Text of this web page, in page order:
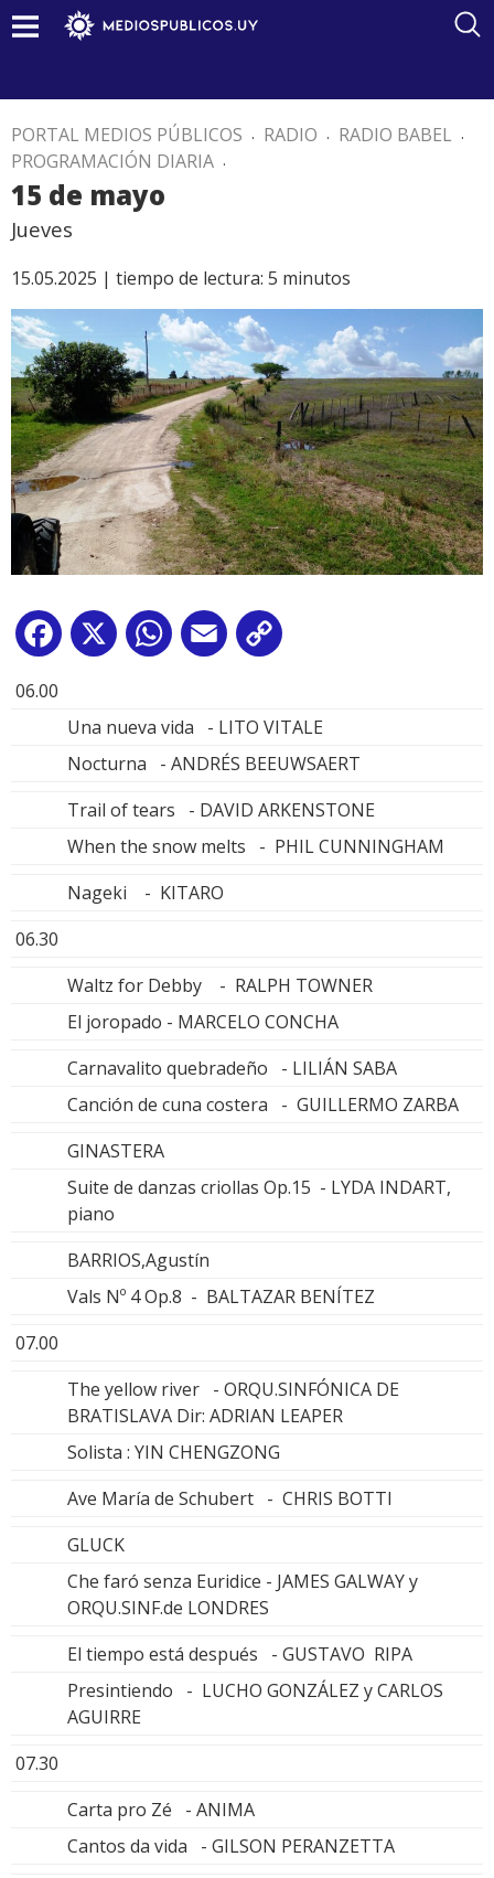
PORTAL MEDIOS PÚBLICOS . RADIO . RADIO BABEL .
PROGRAMACIÓN DIARIA .
15 de mayo
Jueves
15.05.2025 | tiempo de lectura: 5 minutos
Facebook
X WhatsApp
Email
06.00
Una nueva vida - LITO VITALE
Nocturna - ANDRÉS BEEUWSAERT
Trail of tears - DAVID ARKENSTONE
When the snow melts - PHIL CUNNINGHAM
Nageki - KITARO
06.30
Waltz for Debby - RALPH TOWNER
El joropado - MARCELO CONCHA
Carnavalito quebradeño - LILIÁN SABA
Canción de cuna costera - GUILLERMO ZARBA
GINASTERA
Suite de danzas criollas Op.15 - LYDA INDART,
piano
BARRIOS,Agustín
Vals Nº 4 Op.8 - BALTAZAR BENÍTEZ
07.00
The yellow river - ORQU.SINFÓNICA DE
BRATISLAVA Dir: ADRIAN LEAPER
Solista : YIN CHENGZONG
Ave María de Schubert - CHRIS BOTTI
GLUCK
Che faró senza Euridice - JAMES GALWAY y
ORQU.SINF.de LONDRES
El tiempo está después - GUSTAVO RIPA
Presintiendo - LUCHO GONZÁLEZ y CARLOS
AGUIRRE
07.30
Carta pro Zé - ANIMA
Cantos da vida - GILSON PERANZETTA